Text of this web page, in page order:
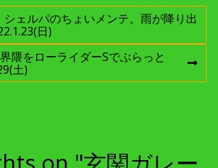
シェルパのちょいメンテ。雨が降り出
日)
隈をローライダーSでぶらっと
土)